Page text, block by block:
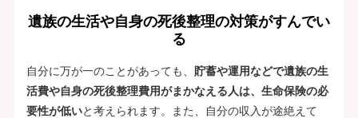
遺族の生活や自身の死後整理の対策がすんでい
る
自分に万が一のことがあっても、 貯蓄や運用などで遺族の生
活費や自身の死後整理費用がまかなえる人は、生命保険の必
要性が低いと考えられます。また、自分の収入が途絶えて